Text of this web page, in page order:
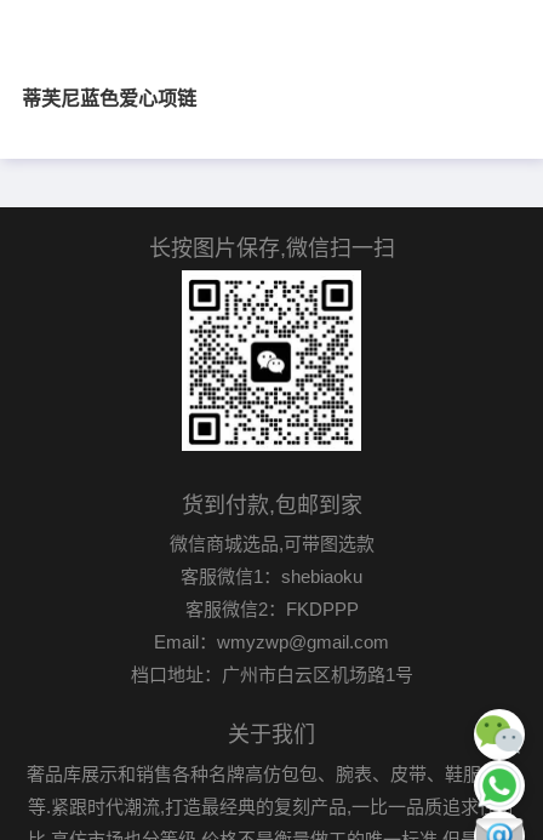
蒂芙尼蓝色爱心项链
长按图片保存,微信扫一扫
货到付款,包邮到家
微信商城选品,可带图选款
客服微信1：shebiaoku
客服微信2：FKDPPP
Email：wmyzwp@gmail.com
档口地址：广州市白云区机场路1号
关于我们
奢品库展示和销售各种名牌高仿包包、腕表、皮带、鞋服首饰
等.紧跟时代潮流,打造最经典的复刻产品,一比一品质追求性价